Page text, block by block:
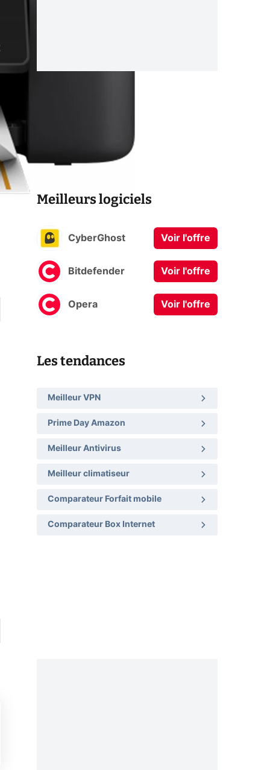
Meilleurs logiciels
CyberGhost Voir l'offre
Bitdefender Voir l'offre
Opera Voir l'offre
Les tendances
Meilleur VPN
Prime Day Amazon
Meilleur Antivirus
Meilleur climatiseur
Comparateur Forfait mobile
Comparateur Box Internet